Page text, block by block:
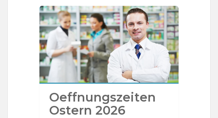
Oeffnungszeiten
Ostern 2026